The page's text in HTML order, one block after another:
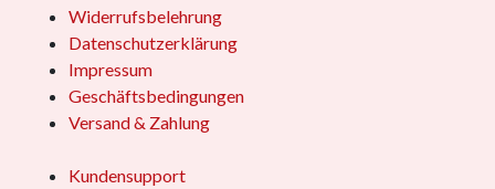
Widerrufsbelehrung
Datenschutzerklärung
Impressum
Geschäftsbedingungen
Versand & Zahlung
Kundensupport